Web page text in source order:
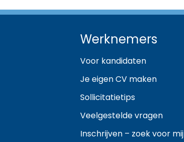
Werknemers
Voor kandidaten
Je eigen CV maken
Sollicitatietips
Veelgestelde vragen
Inschrijven – zoek voor mij